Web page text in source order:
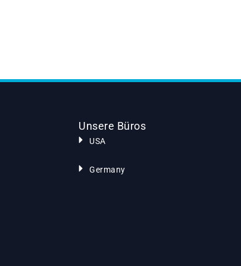
Unsere Büros
USA
Germany